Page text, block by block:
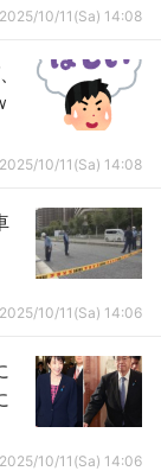
2025/10/11(Sa) 14:08
2025/10/11(Sa) 14:08
2025/10/11(Sa) 14:06
2025/10/11(Sa) 14:06